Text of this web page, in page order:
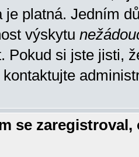
je platná. Jedním
výskytu
Pokud si jste jisti,
se